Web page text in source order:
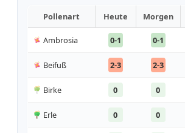
Pollenart Heute Morgen
Ambrosia 0-1 0-1
Beifuß 2-3 2-3
Birke 0 0
Erle 0 0